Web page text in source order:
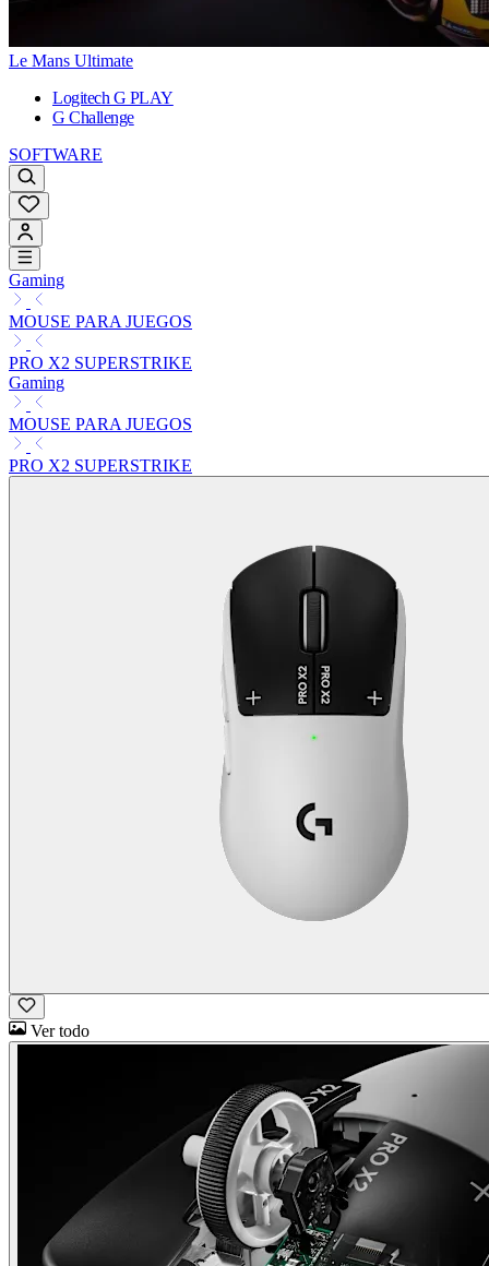
Le Mans Ultimate
Logitech G PLAY
G Challenge
SOFTWARE
Gaming
MOUSE PARA JUEGOS
PRO X2 SUPERSTRIKE
Gaming
MOUSE PARA JUEGOS
PRO X2 SUPERSTRIKE
Ver todo